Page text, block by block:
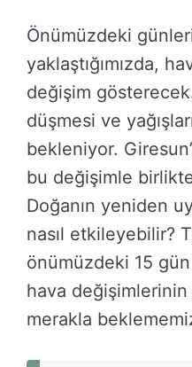
Önümüzdeki
yaklaştığımızda,
değişim gösterecek.
düşmesi ve
bekleniyor.
bu değişimle
Doğanın yeniden
nasıl etkileyebilir?
önümüzdeki 15
hava
merakla